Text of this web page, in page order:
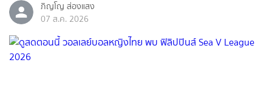
ภิญโญ ส่องแสง
07 ส.ค. 2026